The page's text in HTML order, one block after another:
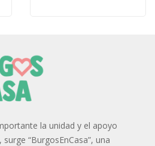
la unidad y el apoyo
“BurgosEnCasa”, una